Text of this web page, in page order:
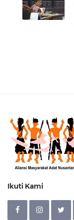
Ikuti Kami